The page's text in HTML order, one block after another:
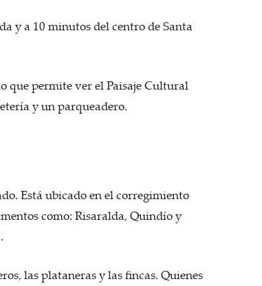
y a 10 minutos del centro de Santa
que permite ver el Paisaje Cultural
y un parqueadero.
Está ubicado en el corregimiento
como: Risaralda, Quindío y
las plataneras y las fincas. Quienes